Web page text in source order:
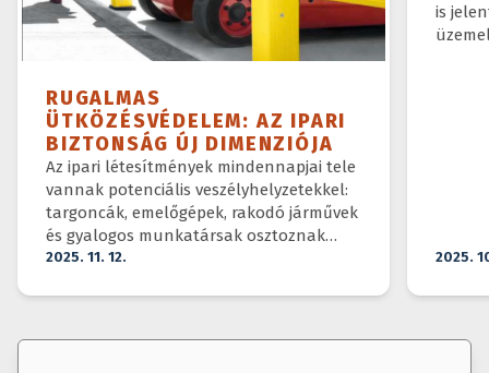
RUGALMAS
ÜTKÖZÉSVÉDELEM: AZ IPARI
BIZTONSÁG ÚJ DIMENZIÓJA
Az ipari létesítmények mindennapjai tele
vannak potenciális veszélyhelyzetekkel:
targoncák, emelőgépek, rakodó járművek
és gyalogos munkatársak osztoznak
ugyanazon a téren.
2025. 11. 12.
is
2025.